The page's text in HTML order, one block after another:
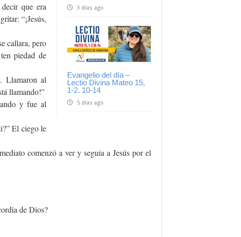
3 días ago
Evangelio del día –
Lectio Divina Mateo 15,
1-2. 10-14
5 días ago
que era
“¡Jesús,
callara, pero
piedad de
Llamaron al
llamando!”
y fue al
El ciego le
comenzó a ver y seguía a Jesús por el
de Dios?